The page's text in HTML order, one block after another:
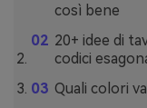
così bene
20+ idee di
codici
Quali colori